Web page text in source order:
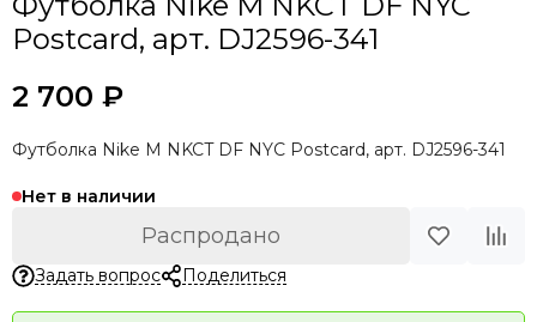
Postcard, арт. DJ2596-341
2 700 ₽
Футболка Nike M NKCT DF NYC Postcard, арт. DJ2596-341
Нет в наличии
Распродано
Задать вопрос Поделиться